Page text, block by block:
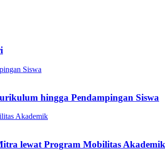
hingga Pendampingan Siswa
lewat Program Mobilitas Akademik